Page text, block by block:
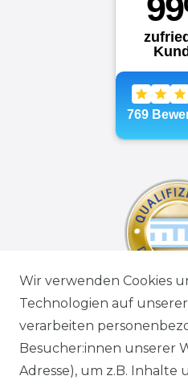
Wir verwenden Cookies
Technologien auf
verarbeiten
Besucher:innen unserer
Adresse), um z.B. Inhalte